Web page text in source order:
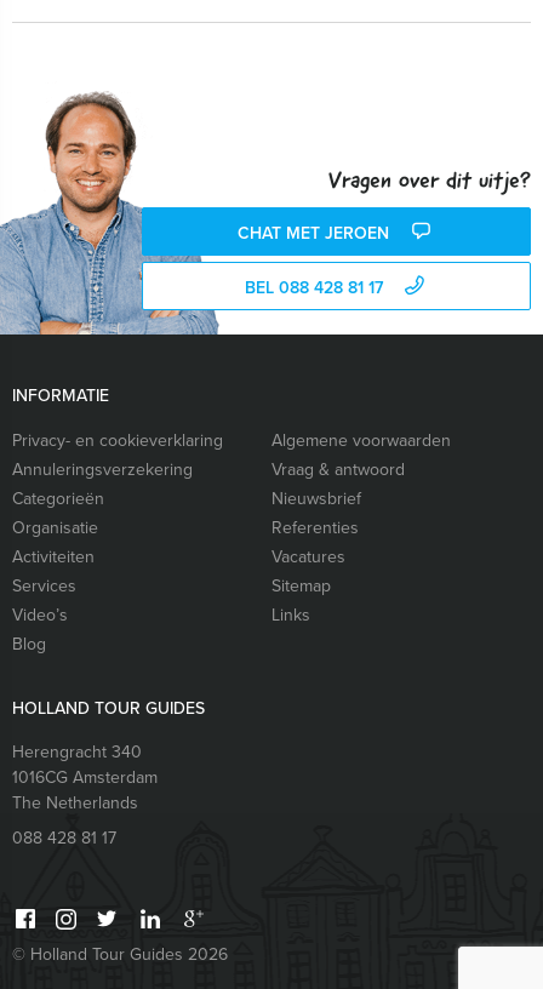
Vragen over dit uitje?
CHAT MET JEROEN
BEL 088 428 81 17
INFORMATIE
Privacy- en cookieverklaring
Algemene voorwaarden
Annuleringsverzekering
Vraag & antwoord
Categorieën
Nieuwsbrief
Organisatie
Referenties
Activiteiten
Vacatures
Services
Sitemap
Video’s
Links
Blog
HOLLAND TOUR GUIDES
Herengracht 340
1016CG Amsterdam
The Netherlands
088 428 81 17
© Holland Tour Guides 2026